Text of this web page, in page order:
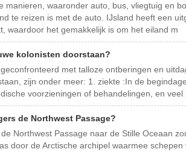
manieren, waaronder auto, bus, vliegtuig en
te reizen is met de auto. IJsland heeft een
waardoor het gemakkelijk is om het eiland m
kolonisten doorstaan?
met talloze ontberingen en
zijn onder meer: 1. ziekte :In de
voorzieningen of behandelingen, en veel
de Northwest Passage?
Northwest Passage naar de Stille Oceaan
door de Arctische archipel waarmee